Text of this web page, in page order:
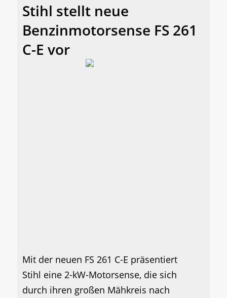
Stihl stellt neue
Benzinmotorsense FS 261
C-E vor
Mit der neuen FS 261 C-E präsentiert
Stihl eine 2-kW-Motorsense, die sich
durch ihren großen Mähkreis nach